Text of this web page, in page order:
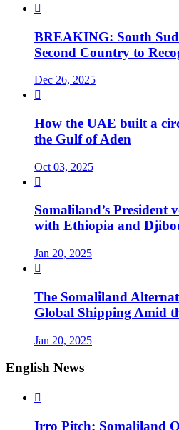

BREAKING: South
Second Country to
Dec 26, 2025

How the UAE built a
the Gulf of Aden
Oct 03, 2025

Somaliland’s President
with Ethiopia and
Jan 20, 2025

The Somaliland
Global Shipping Amid
Jan 20, 2025
English News

Irro Pitch: Somaliland